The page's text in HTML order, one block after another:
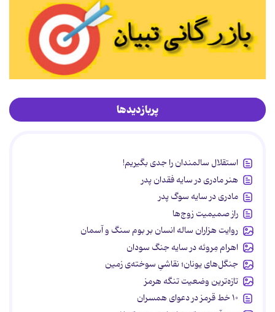
پربازدیدها
استقلال سالمندان را جدی بگیریم!
هنر مادری در سایه‌ فقدان پدر
مادری در سایه سوگ پدر
راز صمیمیت زوج‌ها
روایت هزاران ساله انسان بر بوم سنگ و آسمان
اهرام مِروئه در سایه جنگ سودان
جنگل‌های یونان؛ نقاشیِ سوخته‌ی زمین
تازه‌ترین وضعیت تنگه هرمز
۱۰ خط قرمز در دعوای همسران